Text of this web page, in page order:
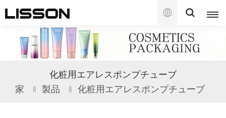
語
English
français
化粧用エアレスポンプチューブ
家 製品 化粧用エアレスポンプチューブ